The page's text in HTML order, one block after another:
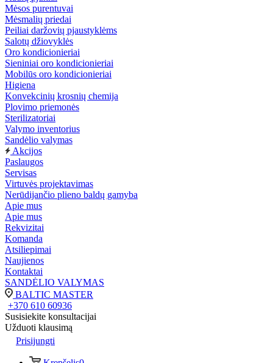
Mėsos purentuvai
Mėsmalių priedai
Peiliai daržovių pjaustyklėms
Salotų džiovyklės
Oro kondicionieriai
Sieniniai oro kondicionieriai
Mobilūs oro kondicionieriai
Higiena
Konvekcinių krosnių chemija
Plovimo priemonės
Sterilizatoriai
Valymo inventorius
Sandėlio valymas
Akcijos
Paslaugos
Servisas
Virtuvės projektavimas
Nerūdijančio plieno baldų gamyba
Apie mus
Apie mus
Rekvizitai
Komanda
Atsiliepimai
Naujienos
Kontaktai
SANDĖLIO VALYMAS
BALTIC MASTER
+370 610 60936
Susisiekite konsultacijai
Užduoti klausimą
Prisijungti